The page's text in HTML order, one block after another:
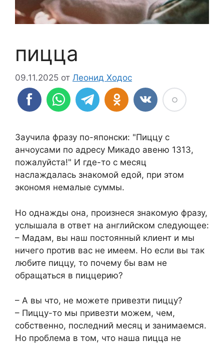
пицца
09.11.2025 от Леонид Ходос
Заучила фразу по-японски: "Пиццу с
анчоусами по адресу Микадо авеню 1313,
пожалуйста!" И где-то с месяц
наслаждалась знакомой едой, при этом
экономя немалые суммы.
Но однажды она, произнеся знакомую фразу,
услышала в ответ на английском следующее:
– Мадам, вы наш постоянный клиент и мы
ничего против вас не имеем. Но если вы так
любите пиццу, то почему бы вам не
обращаться в пиццерию?
– А вы что, не можете привезти пиццу?
– Пиццу-то мы привезти можем, чем,
собственно, последний месяц и занимаемся.
Но проблема в том, что наша пицца не